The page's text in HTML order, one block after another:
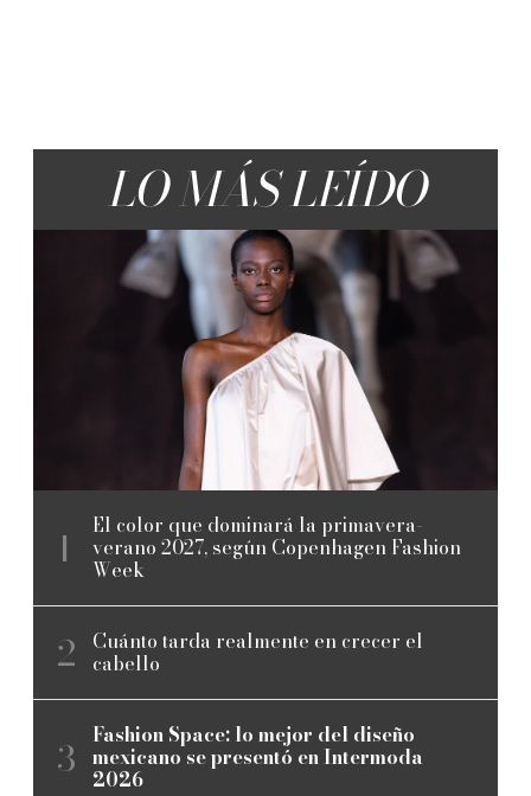
LO MÁS LEÍDO
El color que dominará la primavera-
verano 2027, según Copenhagen Fashion
Week
Cuánto tarda realmente en crecer el
cabello
Fashion Space: lo mejor del diseño
mexicano se presentó en Intermoda
2026